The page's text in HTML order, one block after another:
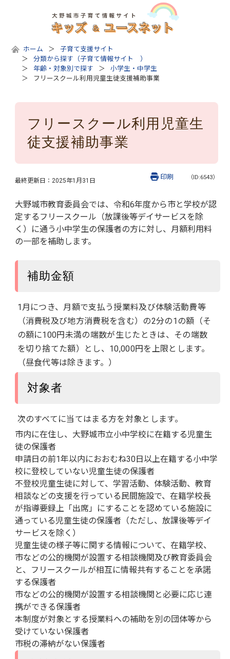
ホーム
子育て支援サイト
分類から探す（子育て情報サイト ）
年齢・対象別で探す
小学生・中学生
フリースクール利用児童生徒支援補助事業
フリースクール利用児童生
徒支援補助事業
最終更新日： 2025年1月31日 （ID:6543）
印刷
大野城市教育委員会では、令和6年度から市と学校が認
定するフリースクール（放課後等デイサービスを除
く）に通う小中学生の保護者の方に対し、月額利用料
の一部を補助します。
補助金額
1月につき、月額で支払う授業料及び体験活動費等
（消費税及び地方消費税を含む）の2分の1の額（そ
の額に100円未満の端数が生じたときは、その端数
を切り捨てた額）とし、10,000円を上限とします。
（昼食代等は除きます。）
対象者
次のすべてに当てはまる方を対象とします。
市内に在住し、大野城市立小中学校に在籍する児童生
徒の保護者
申請日の前1年以内におおむね30日以上在籍する小中学
校に登校していない児童生徒の保護者
不登校児童生徒に対して、学習活動、体験活動、教育
相談などの支援を行っている民間施設で、在籍学校長
が指導要録上「出席」にすることを認めている施設に
通っている児童生徒の保護者（ただし、放課後等デイ
サービスを除く）
児童生徒の様子等に関する情報について、在籍学校、
市などの公的機関が設置する相談機関及び教育委員会
と、フリースクールが相互に情報共有することを承諾
する保護者
市などの公的機関が設置する相談機関と必要に応じ連
携ができる保護者
本制度が対象とする授業料への補助を別の団体等から
受けていない保護者
市税の滞納がない保護者